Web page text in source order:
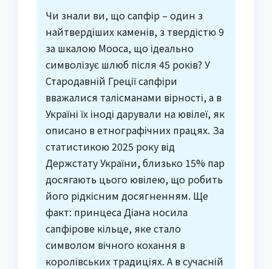
Чи знали ви, що сапфір – один з
найтвердіших каменів, з твердістю 9
за шкалою Мооса, що ідеально
символізує шлюб після 45 років? У
Стародавній Греції сапфіри
вважалися талісманами вірності, а в
Україні їх іноді дарували на ювілеї, як
описано в етнографічних працях. За
статистикою 2025 року від
Держстату України, близько 15% пар
досягають цього ювілею, що робить
його рідкісним досягненням. Ще
факт: принцеса Діана носила
сапфірове кільце, яке стало
символом вічного кохання в
королівських традиціях. А в сучасній